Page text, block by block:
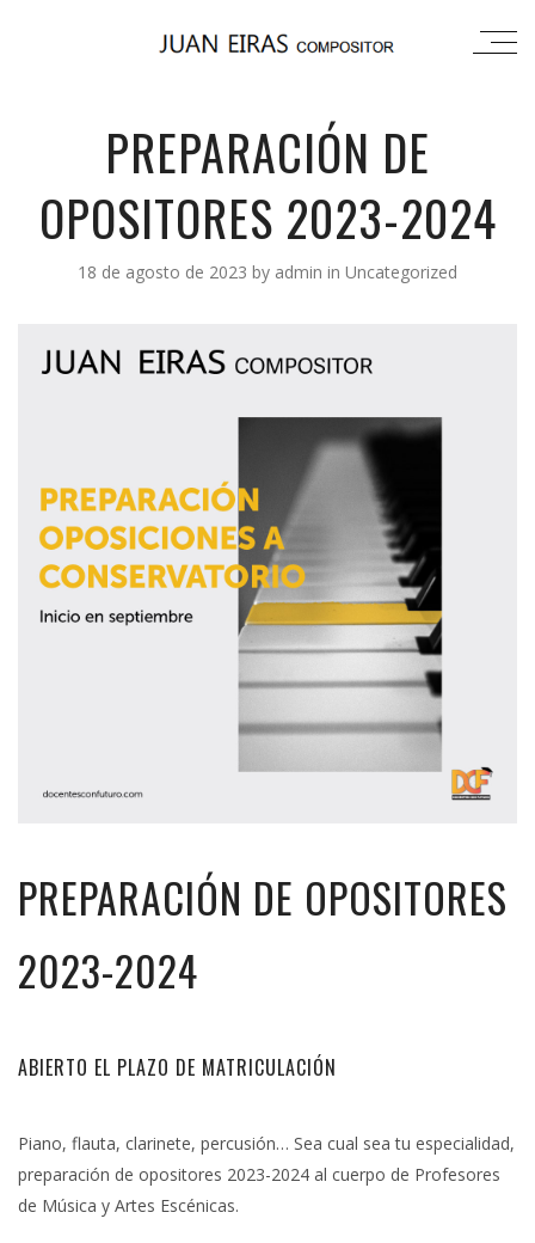
PREPARACIÓN DE
OPOSITORES 2023-2024
18 de agosto de 2023 by admin in Uncategorized
PREPARACIÓN DE OPOSITORES
2023-2024
ABIERTO EL PLAZO DE MATRICULACIÓN
Piano, flauta, clarinete, percusión… Sea cual sea tu especialidad,
preparación de opositores 2023-2024 al cuerpo de Profesores
de Música y Artes Escénicas.